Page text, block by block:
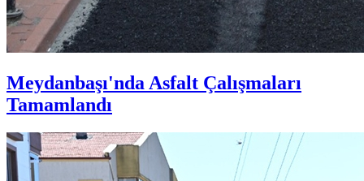
Meydanbaşı'nda Asfalt Çalışmaları
Tamamlandı